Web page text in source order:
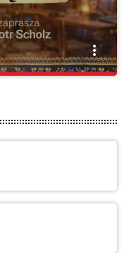
more_vert
konkursy i